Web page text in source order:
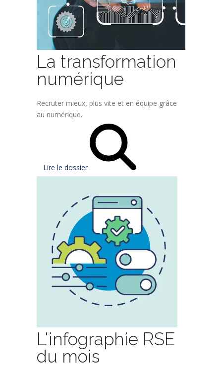
La transformation
numérique
Recruter mieux, plus vite et en équipe grâce
au numérique.
Lire le dossier
L'infographie RSE
du mois